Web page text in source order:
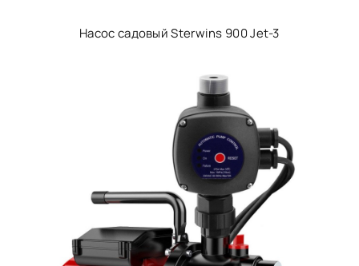
Насос садовый Sterwins 900 Jet-3